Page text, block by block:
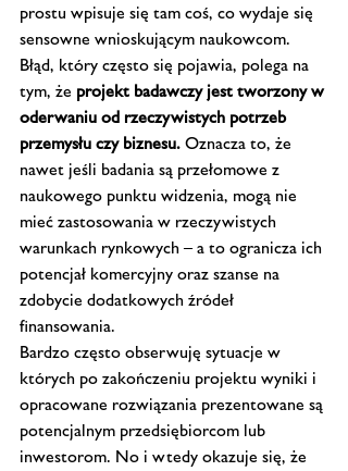
prostu wpisuje się tam coś, co wydaje się
sensowne wnioskującym naukowcom.
Błąd, który często się pojawia, polega na
tym, że projekt badawczy jest tworzony w
oderwaniu od rzeczywistych potrzeb
przemysłu czy biznesu. Oznacza to, że
nawet jeśli badania są przełomowe z
naukowego punktu widzenia, mogą nie
mieć zastosowania w rzeczywistych
warunkach rynkowych – a to ogranicza ich
potencjał komercyjny oraz szanse na
zdobycie dodatkowych źródeł
finansowania.
Bardzo często obserwuję sytuacje w
których po zakończeniu projektu wyniki i
opracowane rozwiązania prezentowane są
potencjalnym przedsiębiorcom lub
inwestorom. No i wtedy okazuje się, że